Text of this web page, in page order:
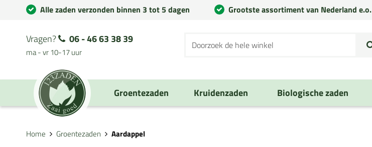
Alle zaden verzonden binnen 3 tot 5 dagen Grootste assortiment van Nederland e.o.
Vragen? 06 - 46 63 38 39
ma - vr 10-17 uur
Groentezaden Kruidenzaden Biologische zaden
Home Groentezaden Aardappel